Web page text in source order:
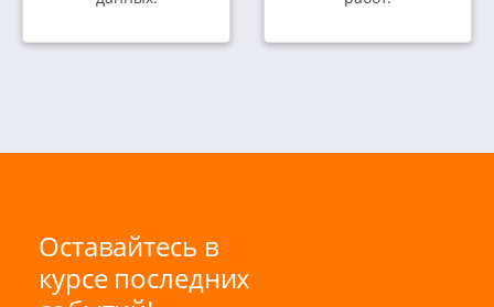
Оставайтесь в
курсе последних